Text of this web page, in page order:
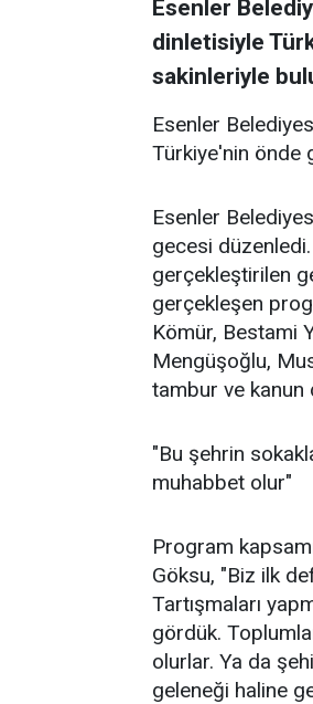
Esenler
dinletisiyle
sakinleriyle
Esenler
Türkiye'nin önde
Esenler
gecesi
gerçekleştirilen
gerçekleşen
Kömür, Bestami
Mengüşoğlu,
tambur ve kanun
"Bu şehrin
muhabbet olur"
Program
Göksu, "Biz ilk
Tartışmaları
gördük.
olurlar. Ya da
geleneği haline